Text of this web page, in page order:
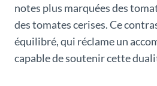
notes plus marquées des
des tomates cerises. Ce
équilibré, qui réclame un
capable de soutenir cette